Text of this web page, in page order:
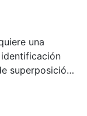
una
superposición
una técnica
irreconocibles